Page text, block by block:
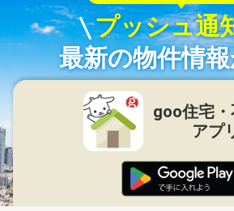
プッシュ通
最新の物件情
goo住宅
アプ